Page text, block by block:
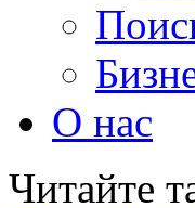
О нас
Читайте